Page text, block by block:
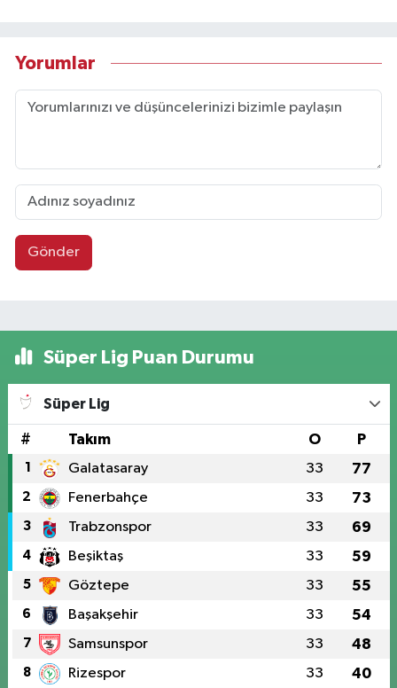
Yorumlar
Gönder
Süper Lig Puan Durumu
Süper Lig
# Takım O P
1 Galatasaray 33 77
2 Fenerbahçe 33 73
3 Trabzonspor 33 69
4 Beşiktaş 33 59
5 Göztepe 33 55
6 Başakşehir 33 54
7 Samsunspor 33 48
8 Rizespor 33 40